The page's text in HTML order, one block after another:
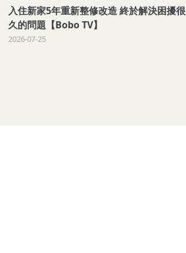
入住新家5年重新整修改造 終於解決困擾很
久的問題【Bobo TV】
2026-07-25